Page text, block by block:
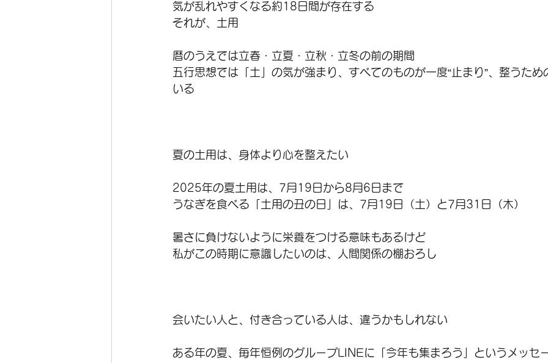
気が乱れやすくなる約18日間が存在する
それが、土用
暦のうえでは立春・立夏・立秋・立冬の前の期間
五行思想では「土」の気が強まり、すべてのものが一度“止まり”、整うため
いる
夏の土用は、身体より心を整えたい
2025年の夏土用は、7月19日から8月6日まで
うなぎを食べる「土用の丑の日」は、7月19日（土）と7月31日（木）
暑さに負けないように栄養をつける意味もあるけど
私がこの時期に意識したいのは、人間関係の棚おろし
会いたい人と、付き合っている人は、違うかもしれない
ある年の夏、毎年恒例のグループLINEに「今年も集まろう」というメッセ